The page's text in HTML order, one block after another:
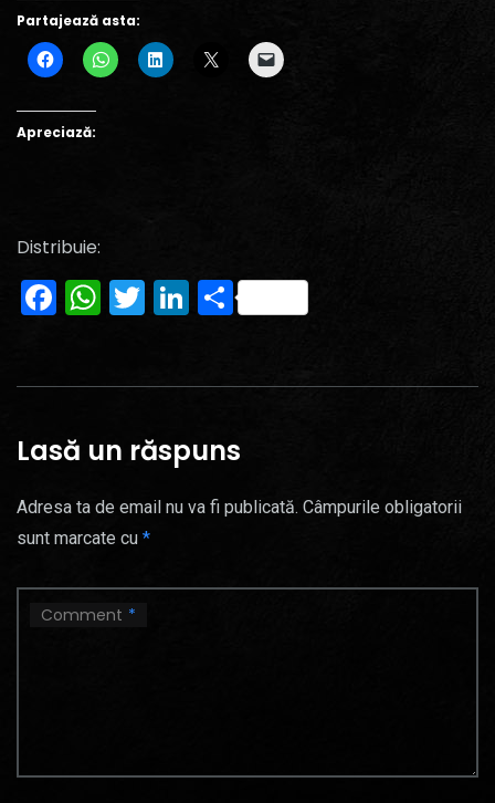
Partajează asta:
Apreciază:
Distribuie:
Facebook
WhatsApp
Twitter
LinkedIn
Partajează
Lasă un răspuns
Adresa ta de email nu va fi publicată. Câmpurile obligatorii
sunt marcate cu *
Comment *